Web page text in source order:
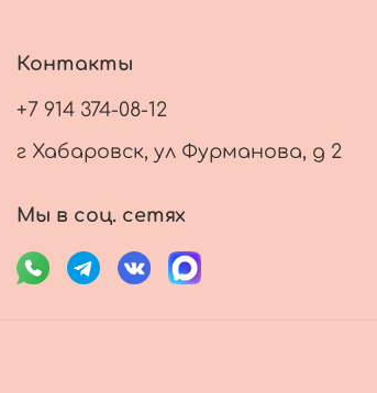
Контакты
+7 914 374-08-12
г Хабаровск, ул Фурманова, д 2
Мы в соц. сетях